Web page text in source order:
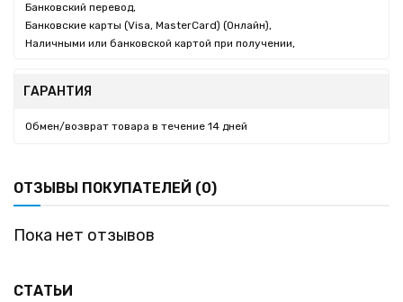
Банковский перевод,
Банковские карты (Visa, MasterCard) (Онлайн),
Наличными или банковской картой при получении,
ГАРАНТИЯ
Обмен/возврат товара в течение 14 дней
ОТЗЫВЫ ПОКУПАТЕЛЕЙ (0)
Пока нет отзывов
СТАТЬИ